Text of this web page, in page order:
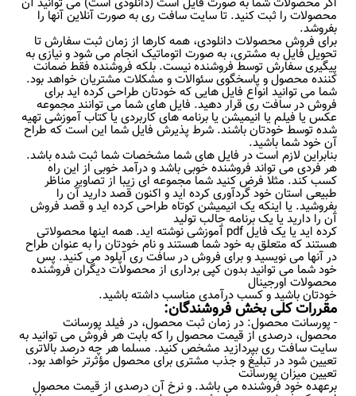
اگر محصولات شما به صورت فایل است (دانلودی است) می توانید آن
محصولات را ثبت کنید. تا سایت سافت ری به صورت آنلاین آنها را
بفروشد.
برای فروش محصولات دانلودی، همه کارها از زمان ثبت سفارش تا
تحویل فایل به مشتری، به صورت اتوماتیک انجام می شود و نیازی به
پیگیری سفارش توسط فروشنده نیست. بلکه فروشنده فقط ضمانت
کننده محصول و پاسخگوی سئوالات و مشکلات مشتریان خواهد بود.
شما می توانید انواع فایل هایی که خودتان طراحی کرده اید برای
فروش در سافت ری قرار دهید. فایل های شما می توانند مجموعه
عکس یا فیلم یا انیمیشن یا برنامه های کاربردی یا کتاب آموزشی تهیه
شده توسط خودتان باشند. شرط پذیرش فایل شما این است که طراح
آن خود شما باشید.
بنابراین لازم است در فایل های شما مشخصات شما ثبت شده باشد.
هر فردی می تواند فروشنده خوبی باشد و درآمد خوبی از این راه
کسب کند. مثلا فرض کنید شما مجموعه ای زیبا از تصاویر مناظر
طبیعی استان خود گردآوری کرده اید و اکنون قصد دارید آن را
بفروشید. یا اینکه یک انیمیشن کوتاه طراحی کرده اید و قصد فروش
آن را دارید یا یک برنامه جالب تولید
کرده اید یا یک فایل pdf آموزشی نوشته اید. همه اینها محصولاتی
هستند که متعلق به خود شما هستند و نام خودتان را به عنوان طراح
در آنها می نویسید و برای فروش در سافت ری آپلود می کنید. پس
خود شما می توانید بدون کپی برداری از محصولات دیگران فروشنده
محصولات اورجینال
خودتان باشید و کسب درآمدی مناسب داشته باشید.
مقررات کلی بخش فروشندگان:
- پورسانت محصول: در زمان ثبت محصول، در فیلد پورسانت
محصول، درصدی از قیمت محصول را که بابت هر فروش می توانید به
سایت سافت ری بپردازید مشخص کنید. مسلما هر چه درصد بالاتری
تعیین شود در تبلیغ و جذب مشتری برای محصول مؤثرتر خواهد بود.
تعیین میزان پورسانت
برعهده خود فروشنده می باشد. و نرخ آن درصدی از قیمت محصول